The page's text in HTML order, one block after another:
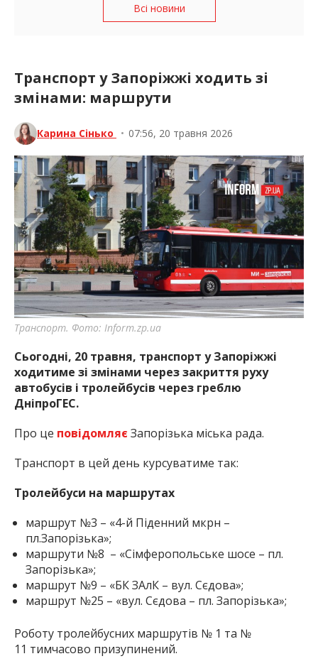
Всі новини
Транспорт у Запоріжжі ходить зі
змінами: маршрути
Карина Сінько • 07:56, 20 травня 2026
Транспорт. Фото: Inform.zp.ua
Сьогодні, 20 травня, транспорт у Запоріжжі
ходитиме зі змінами через закриття руху
автобусів і тролейбусів через греблю
ДніпроГЕС.
Про це повідомляє Запорізька міська рада.
Транспорт в цей день курсуватиме так:
Тролейбуси на маршрутах
маршрут №3 – «4-й Піденний мкрн –
пл.Запорізька»;
маршрути №8 – «Сімферопольське шосе – пл.
Запорізька»;
маршрут №9 – «БК ЗАлК – вул. Сєдова»;
маршрут №25 – «вул. Сєдова – пл. Запорізька»;
Роботу тролейбусних маршрутів № 1 та №
11 тимчасово призупинений.